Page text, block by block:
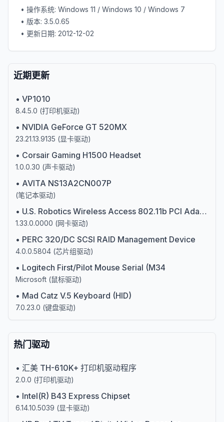
• 操作系统: Windows 11 / Windows 10 / Windows 7
• 版本: 3.5.0.65
• 更新日期: 2012-12-02
近期更新
• VP1010
8.4.5.0 (打印机驱动)
• NVIDIA GeForce GT 520MX
23.21.13.9135 (显卡驱动)
• Corsair Gaming H1500 Headset
1.0.0.30 (声卡驱动)
• AVITA NS13A2CN007P
(笔记本驱动)
• U.S. Robotics Wireless Access 802.11b PCI Adapter 5V
1.33.0.0000 (网卡驱动)
• PERC 320/DC SCSI RAID Management Device
4.0.0.5804 (芯片组驱动)
• Logitech First/Pilot Mouse Serial (M34
Microsoft (鼠标驱动)
• Mad Catz V.5 Keyboard (HID)
7.0.23.0 (键盘驱动)
热门驱动
• 汇美 TH-610K+ 打印机驱动程序
2.0.0 (打印机驱动)
• Intel(R) B43 Express Chipset
6.14.10.5039 (显卡驱动)